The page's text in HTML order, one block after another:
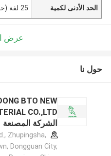
الحد الأدنى لكمية 25 لفة (حجم A4 عينة مجانية)
عرض
حول نا
BTO NEW
الشركة المصنعة
Zhupingsha,
Dongguan City,